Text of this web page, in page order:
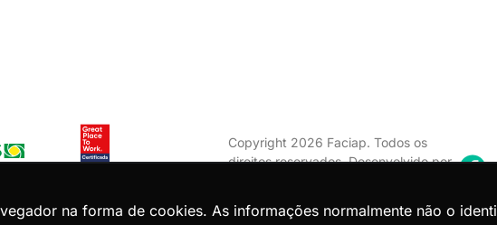
na forma de cookies. As informações normalmente não o
Copyright 2026 Faciap. Todos os
direitos reservados. Desenvolvido por